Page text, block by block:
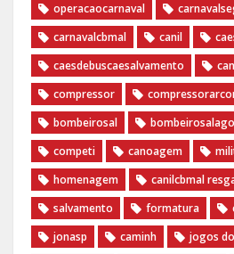
operacaocarnaval
carnavalcbmal
canil
caesdebuscaesalvamento
compressor
bombeirosal
competi
canoagem
homenagem
canilcbmal
salvamento
formatura
jonasp
caminh
jogos